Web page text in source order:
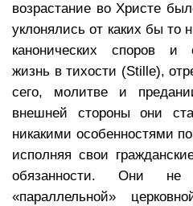
возрастание во Христе
уклонялись от каких бы то
канонических споров и
жизнь в тихости (Stille),
сего, молитве и
внешней стороны они
никакими особенностями
исполняя свои
обязанности. Они не
«параллельной»